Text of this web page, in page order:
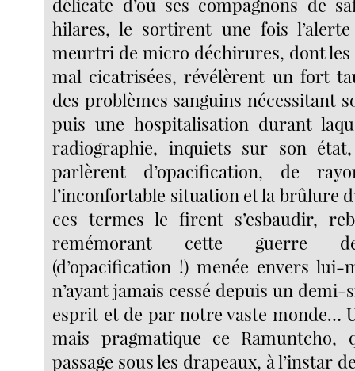
délicate d’où ses compagnons de
hilares, le sortirent une fois l’alerte
meurtri de micro déchirures, dont
mal cicatrisées, révélèrent un fort
des problèmes sanguins nécessitant
puis une hospitalisation durant
radiographie, inquiets sur son
parlèrent d’opacification, de
l’inconfortable situation et la brûlure
ces termes le firent s’esbaudir,
remémorant cette guerre
(d’opacification !) menée envers lui-
n’ayant jamais cessé depuis un demi-
esprit et de par notre vaste monde…
mais pragmatique ce
passage sous les drapeaux, à l’instar